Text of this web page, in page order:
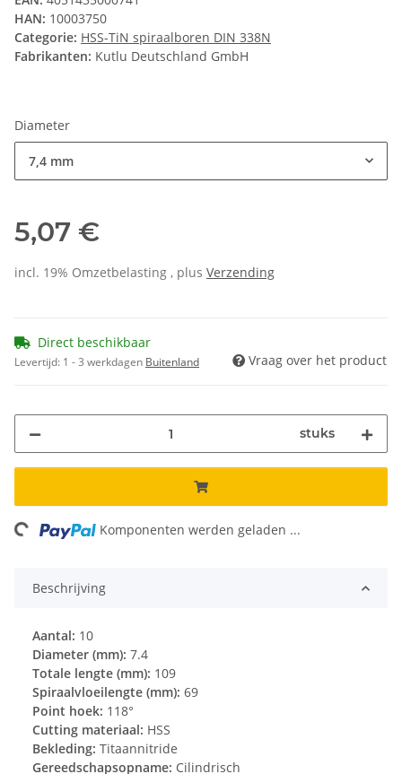
HAN: 10003750
Categorie: HSS-TiN spiraalboren DIN 338N
Fabrikanten: Kutlu Deutschland GmbH
Diameter
7,4 mm
5,07 €
incl. 19% Omzetbelasting , plus Verzending
Direct beschikbaar
Levertijd: 1 - 3 werkdagen Buitenland Vraag over het product
stuks
Komponenten werden geladen ...
Beschrijving
Aantal: 10
Diameter (mm): 7.4
Totale lengte (mm): 109
Spiraalvloeilengte (mm): 69
Point hoek: 118°
Cutting materiaal: HSS
Bekleding: Titaannitride
Gereedschapsopname: Cilindrisch